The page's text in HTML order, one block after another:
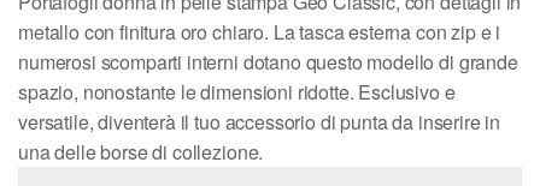
metallo con finitura oro chiaro. La tasca esterna con zip e i
numerosi scomparti interni dotano questo modello di grande
spazio, nonostante le dimensioni ridotte. Esclusivo e
versatile, diventerà il tuo accessorio di punta da inserire in
una delle borse di collezione.